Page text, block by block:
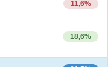
11,6%
18,6%